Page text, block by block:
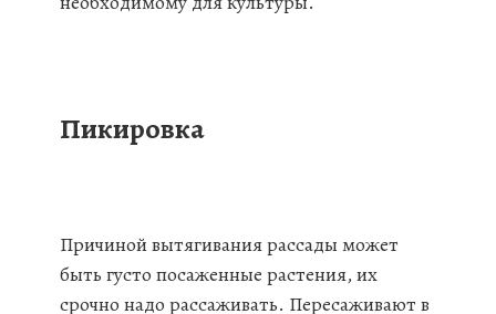
Пикировка
Причиной вытягивания рассады может
быть густо посаженные растения, их
срочно надо рассаживать. Пересаживают в